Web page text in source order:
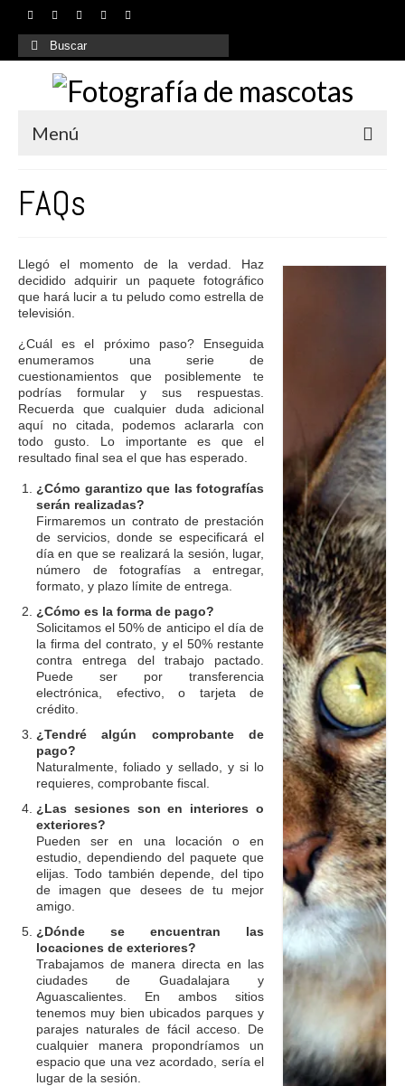
Buscar
por:
Menú
¿Quiénes somos?
Nuestros servicios
Galería
FAQs
Blog
FAQs
Llegó el momento de la verdad. Haz
decidido adquirir un paquete fotográfico
que hará lucir a tu peludo como estrella de
televisión.
¿Cuál es el próximo paso? Enseguida
enumeramos una serie de
cuestionamientos que posiblemente te
podrías formular y sus respuestas.
Recuerda que cualquier duda adicional
aquí no citada, podemos aclararla con
todo gusto. Lo importante es que el
resultado final sea el que has esperado.
¿Cómo garantizo que las fotografías
serán realizadas?
Firmaremos un contrato de prestación
de servicios, donde se especificará el
día en que se realizará la sesión, lugar,
número de fotografías a entregar,
formato, y plazo límite de entrega.
¿Cómo es la forma de pago?
Solicitamos el 50% de anticipo el día de
la firma del contrato, y el 50% restante
contra entrega del trabajo pactado.
Puede ser por transferencia
electrónica, efectivo, o tarjeta de
crédito.
¿Tendré algún comprobante de
pago?
Naturalmente, foliado y sellado, y si lo
requieres, comprobante fiscal.
¿Las sesiones son en interiores o
exteriores?
Pueden ser en una locación o en
estudio, dependiendo del paquete que
elijas. Todo también depende, del tipo
de imagen que desees de tu mejor
amigo.
¿Dónde se encuentran las
locaciones de exteriores?
Trabajamos de manera directa en las
ciudades de Guadalajara y
Aguascalientes. En ambos sitios
tenemos muy bien ubicados parques y
parajes naturales de fácil acceso. De
cualquier manera propondríamos un
espacio que una vez acordado, sería el
lugar de la sesión.